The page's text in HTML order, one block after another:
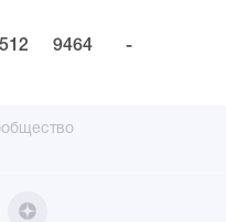
9464 -